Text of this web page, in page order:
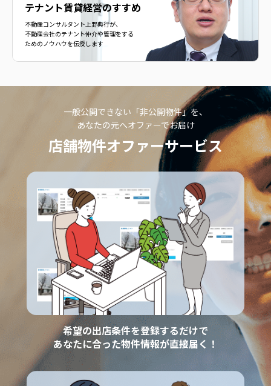
テナント賃貸経営のすすめ
不動産コンサルタント上野典行が、
不動産会社のテナント仲介や管理をする
ためのノウハウを伝授します
一般公開できない「非公開物件」を、
あなたの元へオファーでお届け
店舗物件オファーサービス
希望の出店条件を登録するだけで
あなたに合った物件情報が直接届く！